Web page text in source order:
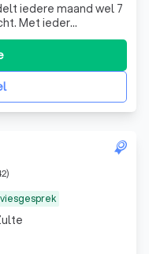
iedere maand wel 7
Met ieder
biedt
aan
oplossen.
doorslaand